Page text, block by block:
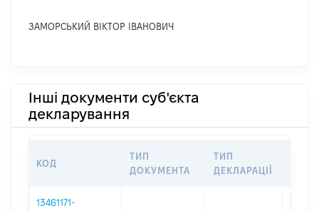
ЗАМОРСЬКИЙ ВІКТОР ІВАНОВИЧ
Інші документи суб'єкта
декларування
КОД
ТИП
ДОКУМЕНТА
ТИП
ДЕКЛАРАЦІЇ
13461171-